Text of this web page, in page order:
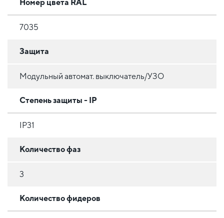
Номер цвета RAL
7035
Защита
Модульный автомат. выключатель/УЗО
Степень защиты - IP
IP31
Количество фаз
3
Количество фидеров